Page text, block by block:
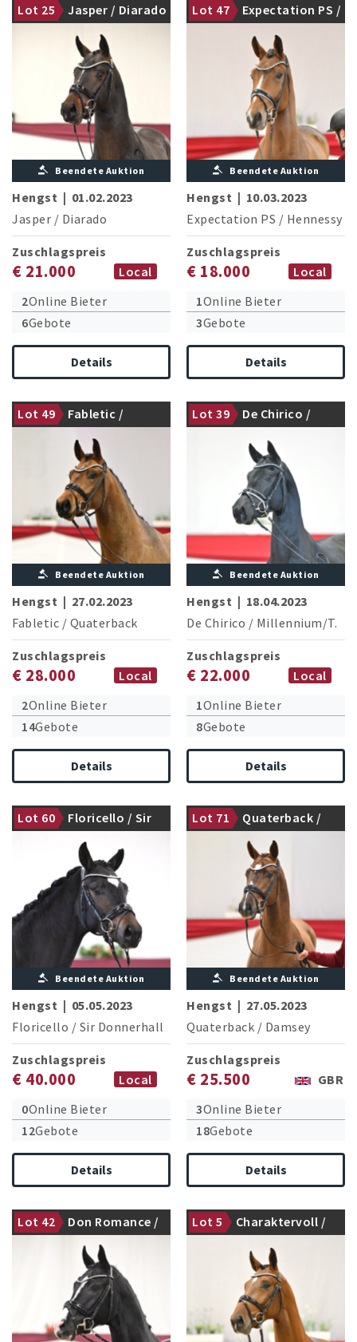
Lot 25 Jasper / Diarado
gekört
Beendete Auktion
Hengst | 01.02.2023
Jasper / Diarado
Zuschlagspreis
€ 21.000
Local
2Online Bieter
6Gebote
Details
Lot 47
Expectation PS /
Hennessy
gekört
Beendete Auktion
Hengst | 10.03.2023
Expectation PS / Hennessy
Zuschlagspreis
€ 18.000
Local
1Online Bieter
3Gebote
Details
Lot 49
Fabletic /
Quaterback
gekört
Beendete Auktion
Hengst | 27.02.2023
Fabletic / Quaterback
Zuschlagspreis
€ 28.000
Local
2Online Bieter
14Gebote
Details
Lot 39
De Chirico /
Millennium/T.
gekört
Beendete Auktion
Hengst | 18.04.2023
De Chirico / Millennium/T.
Zuschlagspreis
€ 22.000
Local
1Online Bieter
8Gebote
Details
Lot 60
Floricello / Sir
Donnerhall
gekört
Beendete Auktion
Hengst | 05.05.2023
Floricello / Sir Donnerhall
Zuschlagspreis
€ 40.000
Local
0Online Bieter
12Gebote
Details
Lot 71
Quaterback /
Damsey
gekört
Beendete Auktion
Hengst | 27.05.2023
Quaterback / Damsey
Zuschlagspreis
€ 25.500
GBR
3Online Bieter
18Gebote
Details
Lot 42
Don Romance /
Christ
gekört Lot 5
Charaktervoll /
United Way
gekört